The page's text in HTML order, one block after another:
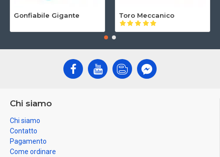
Gonfiabile Gigante Toro Meccanico
Chi siamo
Chi siamo
Contatto
Pagamento
Come ordinare